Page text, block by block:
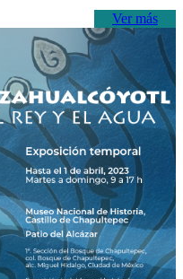
Ver más